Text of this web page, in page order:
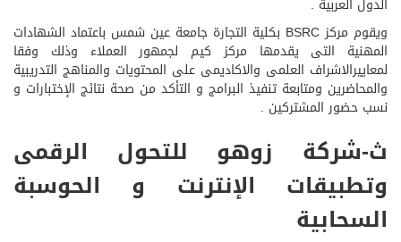
الدول العربية .
ويقوم مركز BSRC بكلية التجارة جامعة عين شمس باعتماد الشهادات
المهنية التى يقدمها مركز كيم لجمهور العملاء وذلك وفقا
لمعاييرالاشراف العلمى والاكاديمى على المحتويات والمناهج التدريبية
والمحاضرين ومتابعة تنفيذ البرامج و التأكد من صحة نتائج الإختبارات و
نسب حضور المشتركين .
ث-شركة زوهو للتحول الرقمى
وتطبيقات الإنترنت و الحوسبة
السحابية